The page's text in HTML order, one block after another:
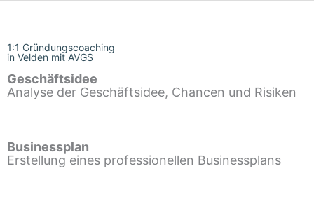
1:1 Gründungscoaching
in Velden mit AVGS
Geschäftsidee
Analyse der Geschäftsidee, Chancen und Risiken
Businessplan
Erstellung eines professionellen Businessplans